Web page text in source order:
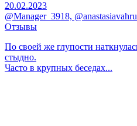
20.02.2023
@Manager_3918,
Отзывы
По своей же глупости
стыдно.
Часто в крупных беседах...